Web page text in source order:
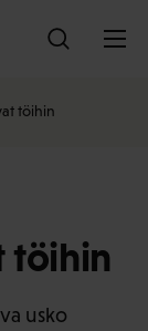
töihin
töihin
usko